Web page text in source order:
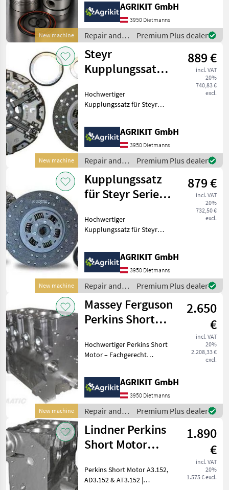
New machine
hochwertiger
Kolben-/Buchsensatz in
Original Kolbenschmidt (KS)
Qualität eigne
AGRIKIT GmbH
3950 Dietmanns
Repair and
spare parts /
Steyr
Premium Plus dealer
New machine
Steyr
Kupplungssatz
Kupplungsscheibe
889 €
incl. VAT
20%
740,83 €
excl.
Hochwertiger
Kupplungssatz für Steyr
Kupplungssatz eignet sich
ideal für die fachgerechte
Reparatur oder
Instandsetzung d
AGRIKIT GmbH
3950 Dietmanns
Repair and
spare parts /
Steyr
Premium Plus dealer
New machine
Kupplungssatz
für Steyr Serie
Geot
879 €
incl. VAT
20%
732,50 €
excl.
Hochwertiger
Kupplungssatz für Steyr
Kupplungssatz eignet sich
ideal für die fachgerechte
Reparatur oder
Instandsetzung d
AGRIKIT GmbH
3950 Dietmanns
Repair and
spare parts /
Steyr
Premium Plus dealer
New machine
Massey Ferguson
Perkins Short
AT4.236 & A4.248
2.650
€
incl. VAT
20%
2.208,33 €
excl.
Hochwertiger Perkins Short
Motor – Fachgerecht
Perkins Short Motor ist die
ideale Lösung für eine
professionelle
Motorinstand
AGRIKIT GmbH
3950 Dietmanns
Repair and
spare parts /
Massey
Ferguson
Premium Plus dealer
Lindner Perkins
Short Motor
& AT3.152
1.890
€
incl. VAT
20%
1.575 € excl.
Perkins Short Motor A3.152,
AD3.152 & AT3.152 |